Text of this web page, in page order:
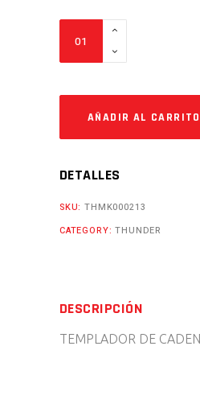
TEMPLADOR
MVA200
CantidadAÑADIR AL CARRITO
DETALLES
SKU:THMK000213
CATEGORY:THUNDER
DESCRIPCIÓN
TEMPLADOR DE